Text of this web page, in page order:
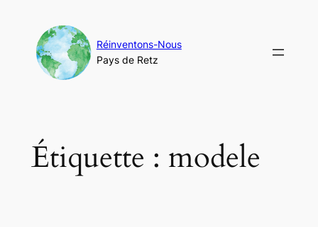
contenu
Réinventons-Nous
Pays de Retz
Étiquette : modele